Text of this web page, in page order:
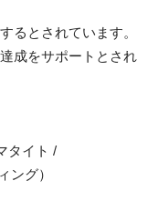
るとされています。
成をサポートとされ
タイト /
ング）